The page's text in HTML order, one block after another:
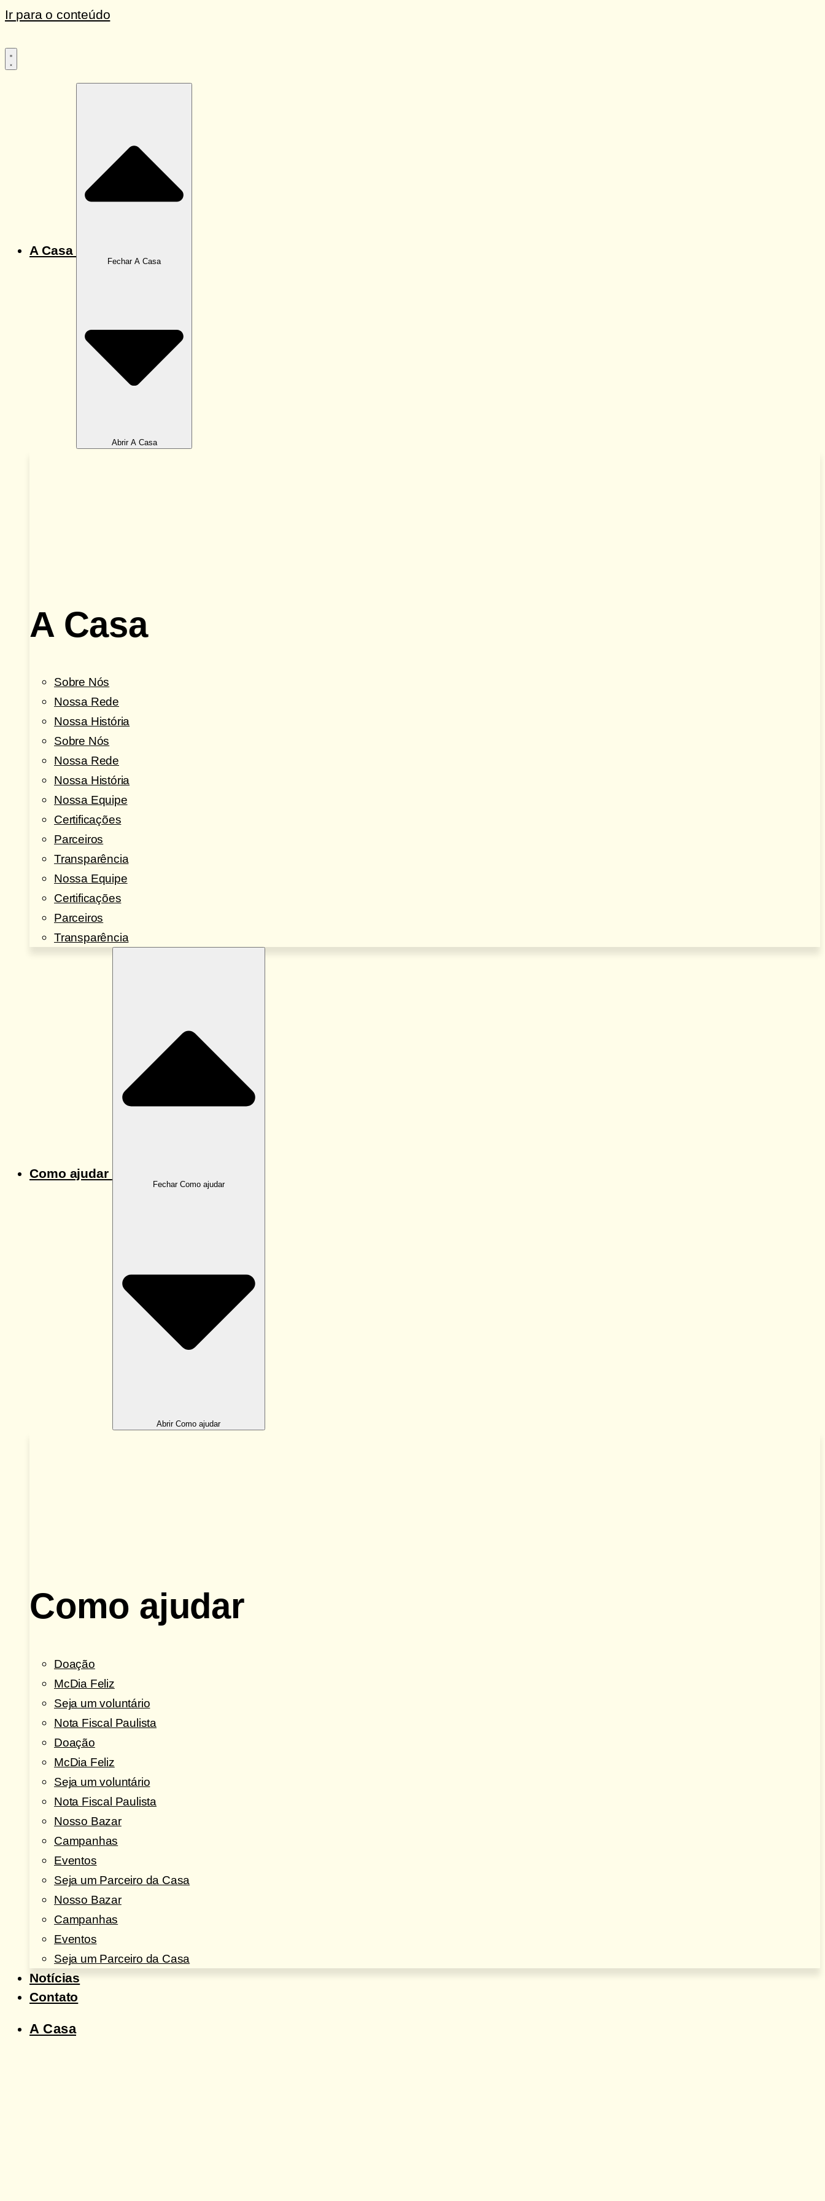
Ir para o conteúdo
A Casa
Fechar A Casa
Abrir A Casa
A Casa
Sobre Nós
Nossa Rede
Nossa História
Sobre Nós
Nossa Rede
Nossa História
Nossa Equipe
Certificações
Parceiros
Transparência
Nossa Equipe
Certificações
Parceiros
Transparência
Como ajudar
Fechar Como ajudar
Abrir Como ajudar
Como ajudar
Doação
McDia Feliz
Seja um voluntário
Nota Fiscal Paulista
Doação
McDia Feliz
Seja um voluntário
Nota Fiscal Paulista
Nosso Bazar
Campanhas
Eventos
Seja um Parceiro da Casa
Nosso Bazar
Campanhas
Eventos
Seja um Parceiro da Casa
Notícias
Contato
A Casa